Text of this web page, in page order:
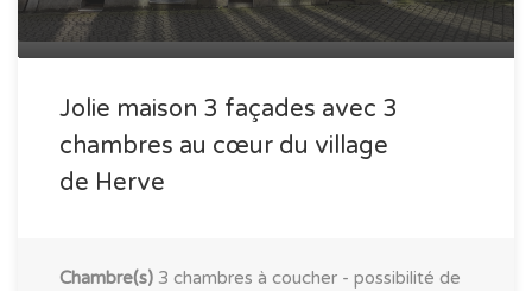
Jolie maison 3 façades avec 3
chambres au cœur du village
de Herve
Chambre(s) 3 chambres à coucher - possibilité de